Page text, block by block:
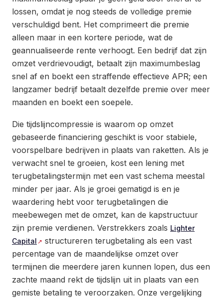
lossen, omdat je nog steeds de volledige premie
verschuldigd bent. Het comprimeert die premie
alleen maar in een kortere periode, wat de
geannualiseerde rente verhoogt. Een bedrijf dat zijn
omzet verdrievoudigt, betaalt zijn maximumbeslag
snel af en boekt een straffende effectieve APR; een
langzamer bedrijf betaalt dezelfde premie over meer
maanden en boekt een soepele.
Die tijdslijncompressie is waarom op omzet
gebaseerde financiering geschikt is voor stabiele,
voorspelbare bedrijven in plaats van raketten. Als je
verwacht snel te groeien, kost een lening met
terugbetalingstermijn met een vast schema meestal
minder per jaar. Als je groei gematigd is en je
waardering hebt voor terugbetalingen die
meebewegen met de omzet, kan de kapstructuur
zijn premie verdienen. Verstrekkers zoals Lighter
Capital
structureren terugbetaling als een vast
percentage van de maandelijkse omzet over
termijnen die meerdere jaren kunnen lopen, dus een
zachte maand rekt de tijdslijn uit in plaats van een
gemiste betaling te veroorzaken. Onze vergelijking